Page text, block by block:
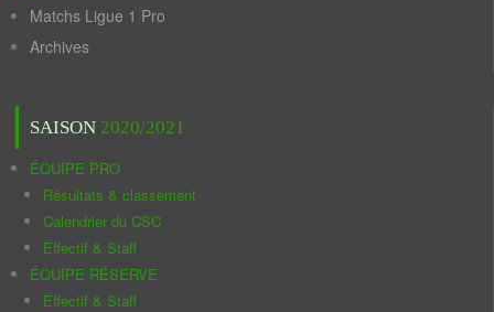
Matchs Ligue 1 Pro
Archives
SAISON 2020/2021
ÉQUIPE PRO
Résultats & classement
Calendrier du CSC
Effectif & Staff
ÉQUIPE RÉSERVE
Effectif & Staff